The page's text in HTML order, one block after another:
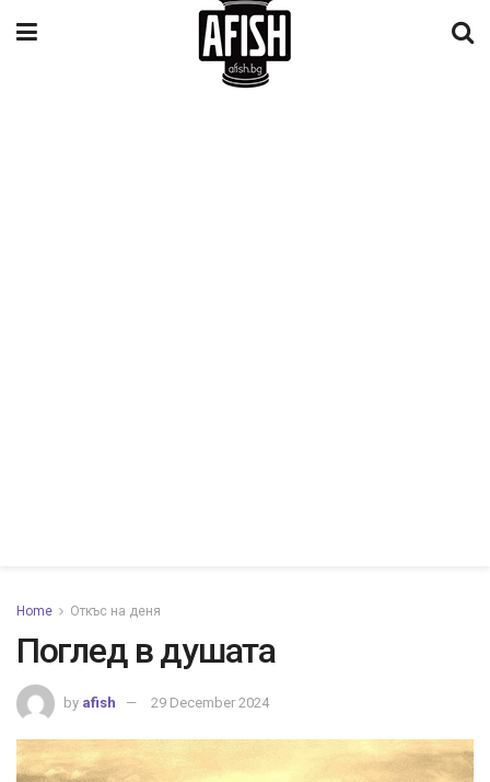
Home Откъс на деня
Поглед в душата
by afish 29 December 2024